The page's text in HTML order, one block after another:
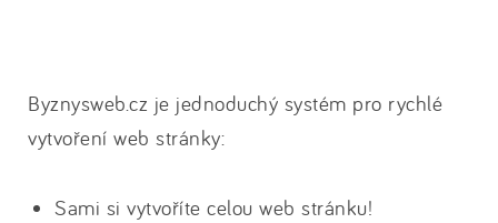
Byznysweb.cz je jednoduchý systém pro rychlé
vytvoření web stránky:
Sami si vytvoříte celou web stránku!